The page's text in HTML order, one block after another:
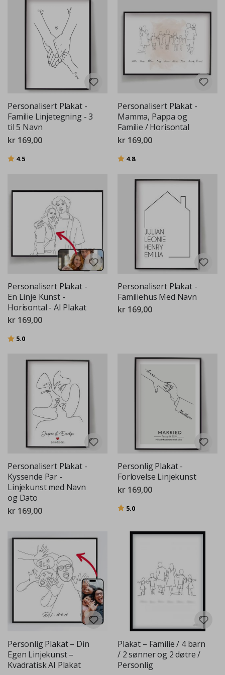
Personalisert Plakat -
Familie Linjetegning - 3
til 5 Navn
kr 169,00
Karakter:
4.5
Personalisert Plakat -
Mamma, Pappa og
Familie / Horisontal
kr 169,00
Karakter:
4.8av 5 mulige
Personalisert Plakat -
En Linje Kunst -
Horisontal - AI Plakat
kr 169,00
Karakter:
5.0
Personalisert Plakat -
Familiehus Med Navn
kr 169,00
Personalisert Plakat -
Kyssende Par -
Linjekunst med Navn
og Dato
kr 169,00
Personlig Plakat -
Forlovelse Linjekunst
kr 169,00
Karakter:
5.0
Personlig Plakat – Din
Egen Linjekunst –
Kvadratisk AI Plakat
Plakat – Familie / 4 barn
/ 2 sønner og 2 døtre /
Personlig